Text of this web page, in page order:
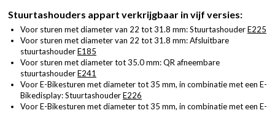
Stuurtashouders appart verkrijgbaar in vijf versies:
Voor sturen met diameter van 22 tot 31.8 mm: StuurtashouderE225
Voor sturen met diameter van 22 tot 31.8 mm: Afsluitbare
stuurtashouderE185
Voor sturen met diameter tot 35.0 mm: QR afneembare
stuurtashouderE241
Voor E-Bikesturen met diameter tot 35 mm, in combinatie met een E-
Bikedisplay: StuurtashouderE226
Voor E-Bikesturen met diameter tot 35 mm, in combinatie met een E-